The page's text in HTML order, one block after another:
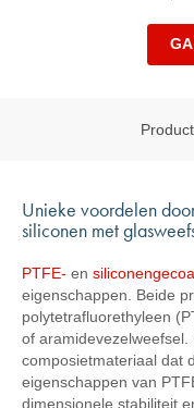
Unieke voordelen
siliconen met
PTFE- en
eigenschappen. Beide
polytetrafluorethyleen
of
composietmateriaal dat
eigenschappen van
dimensionele stabiliteit